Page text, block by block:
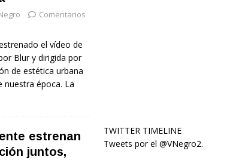
Comentarios
el vídeo de
Blur y dirigida por
de estética urbana
nuestra época. La
estrenan
juntos,
TWITTER TIMELINE
Tweets por el @VNegro2.